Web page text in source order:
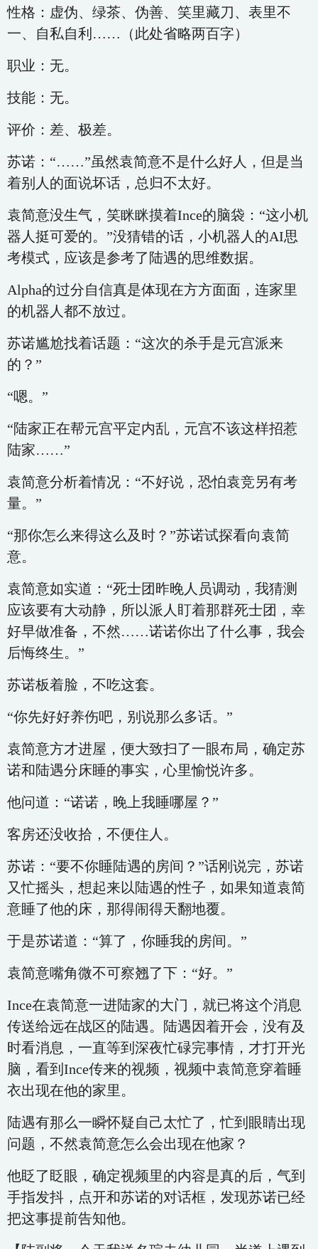
性格：虚伪、绿茶、伪善、笑里藏刀、表里不
一、自私自利……（此处省略两百字）
职业：无。
技能：无。
评价：差、极差。
苏诺：“……”虽然袁简意不是什么好人，但是当
着别人的面说坏话，总归不太好。
袁简意没生气，笑眯眯摸着Ince的脑袋：“这小机
器人挺可爱的。”没猜错的话，小机器人的AI思
考模式，应该是参考了陆遇的思维数据。
Alpha的过分自信真是体现在方方面面，连家里
的机器人都不放过。
苏诺尴尬找着话题：“这次的杀手是元宫派来
的？”
“嗯。”
“陆家正在帮元宫平定内乱，元宫不该这样招惹
陆家……”
袁简意分析着情况：“不好说，恐怕袁竞另有考
量。”
“那你怎么来得这么及时？”苏诺试探看向袁简
意。
袁简意如实道：“死士团昨晚人员调动，我猜测
应该要有大动静，所以派人盯着那群死士团，幸
好早做准备，不然……诺诺你出了什么事，我会
后悔终生。”
苏诺板着脸，不吃这套。
“你先好好养伤吧，别说那么多话。”
袁简意方才进屋，便大致扫了一眼布局，确定苏
诺和陆遇分床睡的事实，心里愉悦许多。
他问道：“诺诺，晚上我睡哪屋？”
客房还没收拾，不便住人。
苏诺：“要不你睡陆遇的房间？”话刚说完，苏诺
又忙摇头，想起来以陆遇的性子，如果知道袁简
意睡了他的床，那得闹得天翻地覆。
于是苏诺道：“算了，你睡我的房间。”
袁简意嘴角微不可察翘了下：“好。”
Ince在袁简意一进陆家的大门，就已将这个消息
传送给远在战区的陆遇。陆遇因着开会，没有及
时看消息，一直等到深夜忙碌完事情，才打开光
脑，看到Ince传来的视频，视频中袁简意穿着睡
衣出现在他的家里。
陆遇有那么一瞬怀疑自己太忙了，忙到眼睛出现
问题，不然袁简意怎么会出现在他家？
他眨了眨眼，确定视频里的内容是真的后，气到
手指发抖，点开和苏诺的对话框，发现苏诺已经
把这事提前告知他。